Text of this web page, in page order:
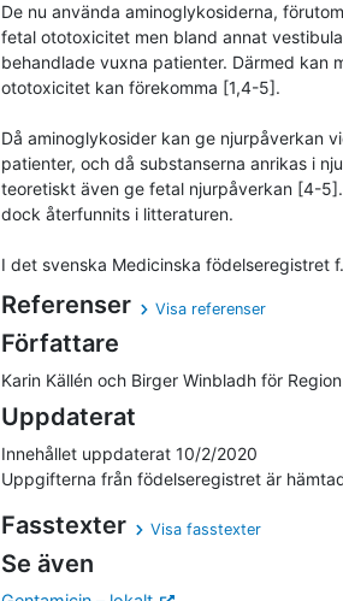
De nu använda aminoglykosiderna,
fetal ototoxicitet men bland annat
behandlade vuxna patienter. Därmed kan
ototoxicitet kan förekomma [1,4-5].
Då aminoglykosider kan ge njurpåverkan
patienter, och då substanserna anrikas i
teoretiskt även ge fetal njurpåverkan [4-
dock återfunnits i litteraturen.
I det svenska Medicinska födelseregistret
Referenser Visa referenser
Författare
Karin Källén och Birger Winbladh för
Uppdaterat
Innehållet uppdaterat 10/2/2020
Uppgifterna från födelseregistret är
Fasstexter Visa fasstexter
Se även